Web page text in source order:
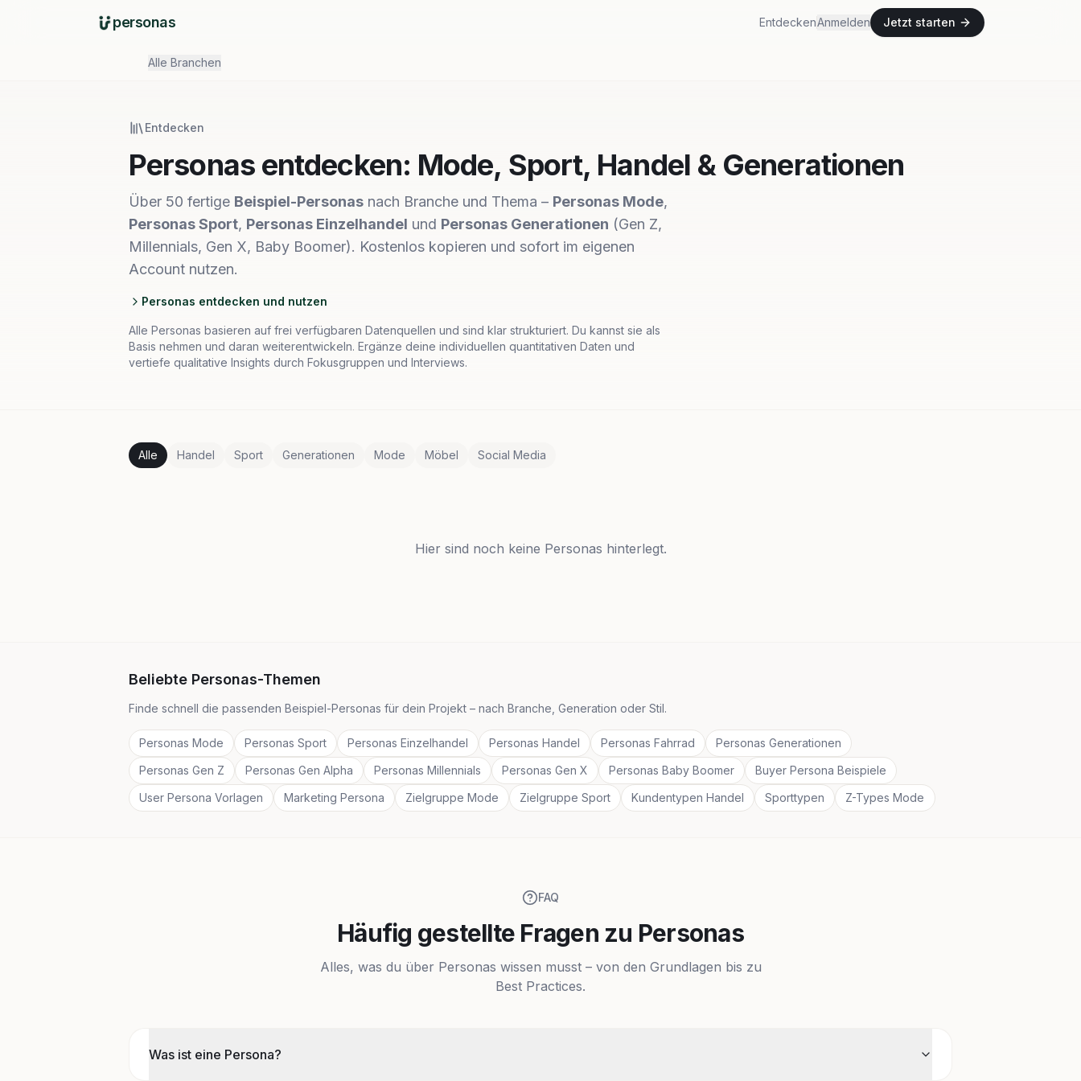
personas EntdeckenAnmelden Jetzt starten
Alle Branchen
Entdecken
Personas entdecken: Mode, Sport, Handel & Generationen
Über 50 fertige Beispiel-Personas nach Branche und Thema – Personas Mode,
Personas Sport, Personas Einzelhandel und Personas Generationen (Gen Z,
Millennials, Gen X, Baby Boomer). Kostenlos kopieren und sofort im eigenen
Account nutzen.
Personas entdecken und nutzen
Alle Personas basieren auf frei verfügbaren Datenquellen und sind klar strukturiert. Du kannst sie als
Basis nehmen und daran weiterentwickeln. Ergänze deine individuellen quantitativen Daten und
vertiefe qualitative Insights durch Fokusgruppen und Interviews.
Alle Handel Sport Generationen Mode Möbel Social Media
Hier sind noch keine Personas hinterlegt.
Beliebte Personas-Themen
Finde schnell die passenden Beispiel-Personas für dein Projekt – nach Branche, Generation oder Stil.
Personas Mode Personas Sport Personas Einzelhandel Personas Handel Personas Fahrrad
Personas Generationen
Personas Gen Z
Personas Gen Alpha Personas Millennials Personas Gen X Personas Baby Boomer
Buyer Persona Beispiele
User Persona Vorlagen
Marketing Persona Zielgruppe Mode Zielgruppe Sport Kundentypen Handel Sporttypen Z-Types Mode
FAQ
Häufig gestellte Fragen zu Personas
Alles, was du über Personas wissen musst – von den Grundlagen bis zu
Best Practices.
Was ist eine Persona?